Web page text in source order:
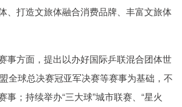
、打造文旅体融合消费品牌、丰富文旅体
事方面，提出以办好国际乒联混合团体世
全球总决赛冠亚军决赛等赛事为基础，不
事；持续举办“三大球”城市联赛、“星火